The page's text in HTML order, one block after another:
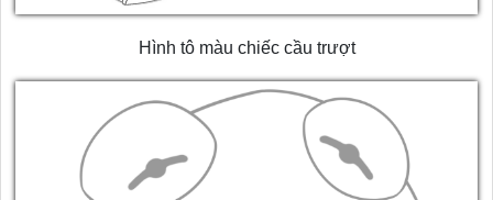
Hình tô màu chiếc cầu trượt